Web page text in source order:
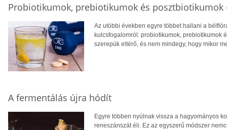
Probiotikumok, prebiotikumok és posztbiotikumok
Az utóbbi években egyre többet hallani a
kulcsfogalomról: probiotikumok, prebiotikumok
szerepük eltérő, és nem mindegy, hogy mikor
A fermentálás újra hódít
Egyre többen nyúlnak vissza a hagyományos
reneszánszát éli. Ez az egyszerű módszer